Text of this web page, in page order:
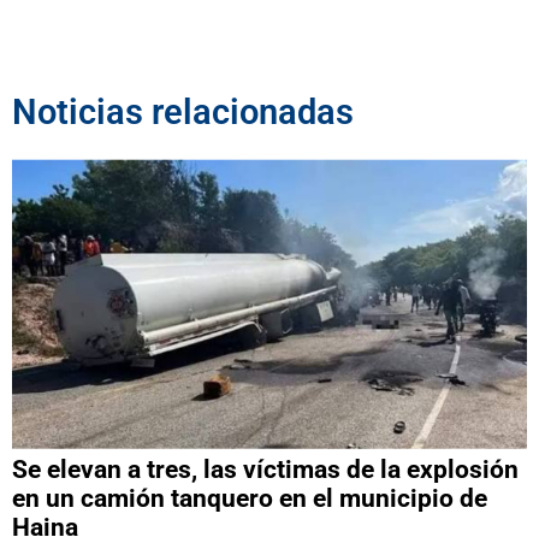
Noticias relacionadas
Se elevan a tres, las víctimas de la explosión
en un camión tanquero en el municipio de
Haina